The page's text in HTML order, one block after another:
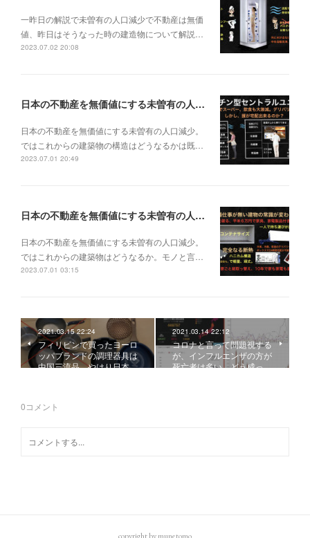
一昨日の解説で未曽有の人口減少で不動産は無価
値、昨日はそうなった時の建造物について解説…
2023.07.02 20:08
日本の不動産を無価値にする未曽有の人口減少。ではこれからの建築物の構造はどうなるかは既に解説した。今はその内部の内容。その1
日本の不動産を無価値にする未曽有の人口減少。
ではこれからの建築物の構造はどうなるかは既…
2023.07.01 20:49
日本の不動産を無価値にする未曽有の人口減少。ではこれからの建築物はどうなるか。
日本の不動産を無価値にする未曽有の人口減少。
ではこれからの建築物はどうなるか。モノと言…
2023.07.01 03:15
2021.03.15 22:24
フィリピンで買ったヨーロ
ッパブランドの調理器具は
中国三流品、やはり日本…
2021.03.14 22:12
コロナと言って問題視する
が、インフルエンザの方が
死亡者は多い。どう成っ…
0コメント